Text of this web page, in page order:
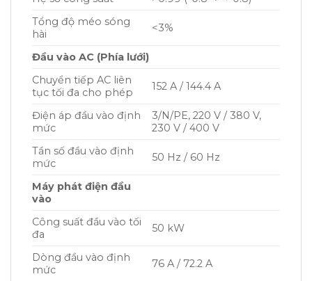
Tổng độ méo sóng
hài
<3%
Đầu vào AC (Phía lưới)
Chuyển tiếp AC liên
tục tối đa cho phép
152 A / 144.4 A
Điện áp đầu vào định
mức
3/N/PE, 220 V / 380 V,
230 V / 400 V
Tần số đầu vào định
mức
50 Hz / 60 Hz
Máy phát điện đầu
vào
Công suất đầu vào tối
đa
50 kW
Dòng đầu vào định
mức
76 A / 72.2 A